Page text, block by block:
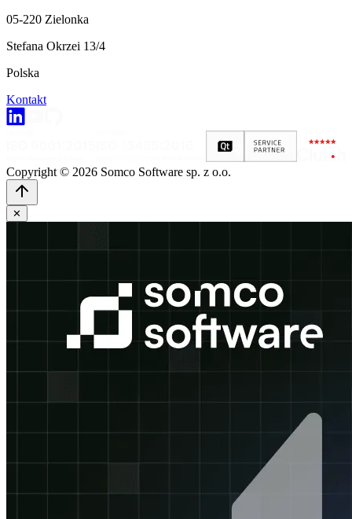
05-220 Zielonka
Stefana Okrzei 13/4
Polska
Kontakt
Copyright © 2026 Somco Software sp. z o.o.
✕